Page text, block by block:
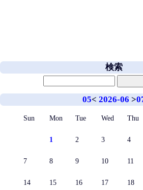
検索
05< 2026-06 >
Sun Mon Tue Wed Thu
1 2 3 4
7 8 9 10 11
14 15 16 17 18